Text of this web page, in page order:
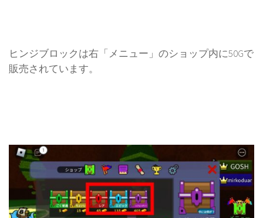
ヒンジブロックは右「メニュー」のショップ内に50Gで
販売されています。